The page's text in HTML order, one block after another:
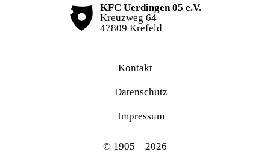
KFC Uerdingen 05 e.V.
Kreuzweg 64
47809 Krefeld
Kontakt
Datenschutz
Impressum
© 1905 – 2026